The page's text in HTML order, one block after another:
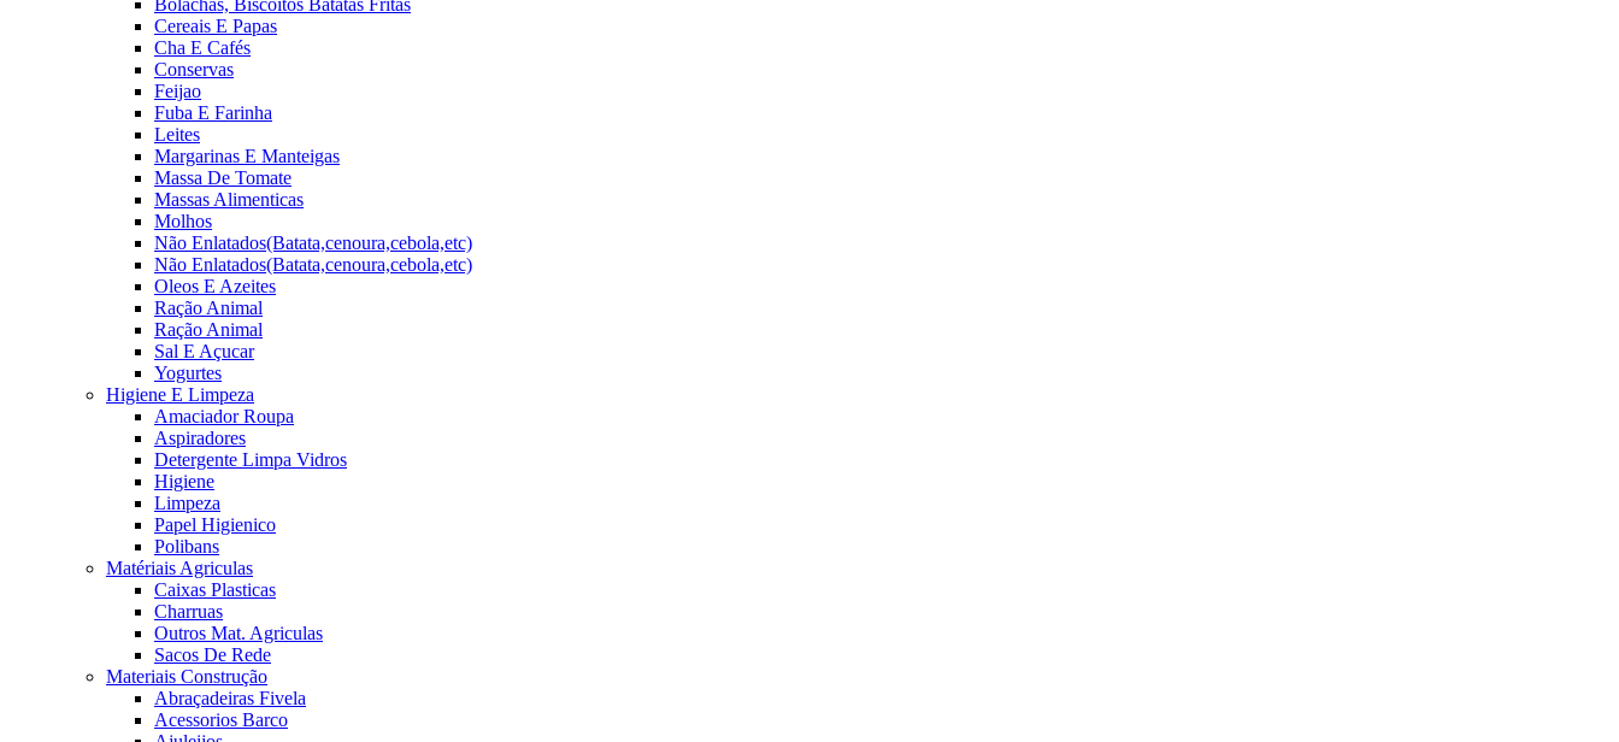
Bolachas, Biscoitos Batatas Fritas
Cereais E Papas
Cha E Cafés
Conservas
Feijao
Fuba E Farinha
Leites
Margarinas E Manteigas
Massa De Tomate
Massas Alimenticas
Molhos
Não Enlatados(Batata,cenoura,cebola,etc)
Não Enlatados(Batata,cenoura,cebola,etc)
Oleos E Azeites
Ração Animal
Ração Animal
Sal E Açucar
Yogurtes
Higiene E Limpeza
Amaciador Roupa
Aspiradores
Detergente Limpa Vidros
Higiene
Limpeza
Papel Higienico
Polibans
Matériais Agriculas
Caixas Plasticas
Charruas
Outros Mat. Agriculas
Sacos De Rede
Materiais Construção
Abraçadeiras Fivela
Acessorios Barco